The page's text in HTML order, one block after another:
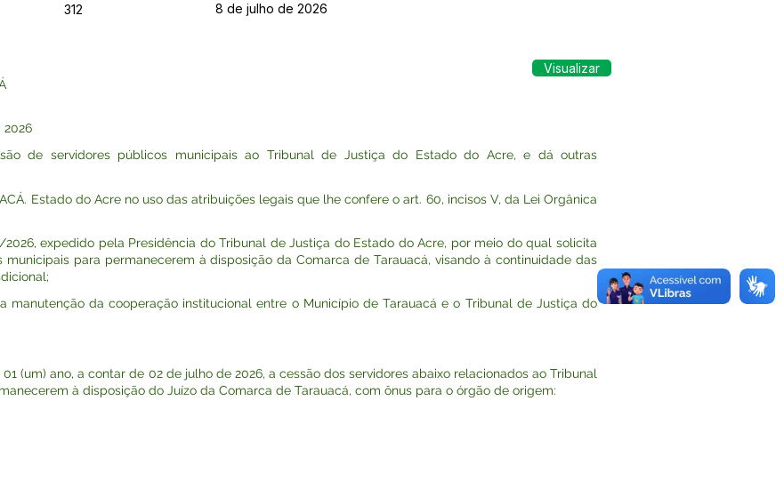
312 8 de julho de 2026
2026
de servidores públicos municipais ao Tribunal de Justiça do Estado do Acre, e dá outras
Estado do Acre no uso das atribuições legais que lhe confere o art. 60, incisos V, da Lei Orgânica
2026, expedido pela Presidência do Tribunal de Justiça do Estado do Acre, por meio do qual solicita
para permanecerem à disposição da Comarca de Tarauacá, visando à continuidade das
manutenção da cooperação institucional entre o Município de Tarauacá e o Tribunal de Justiça do
(um) ano, a contar de 02 de julho de 2026, a cessão dos servidores abaixo relacionados ao Tribunal
à disposição do Juízo da Comarca de Tarauacá, com ônus para o órgão de origem:
Visualizar